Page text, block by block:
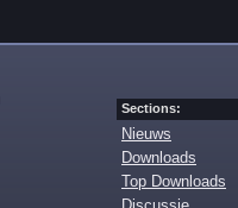
Sections:
Nieuws
Downloads
Top Downloads